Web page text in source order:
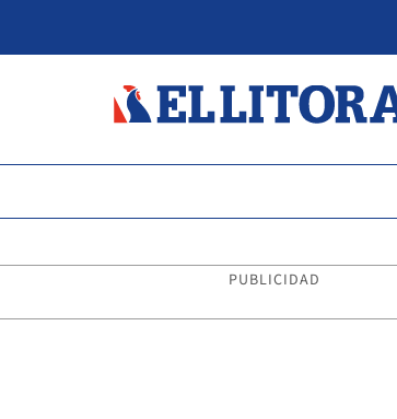
PUBLICIDAD